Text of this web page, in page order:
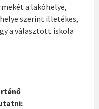
a lakóhelye,
szerint illetékes,
a választott iskola